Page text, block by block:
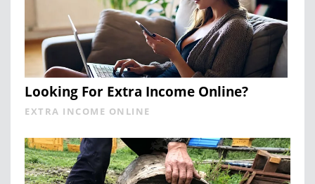
Looking For Extra Income Online?
EXTRA INCOME ONLINE